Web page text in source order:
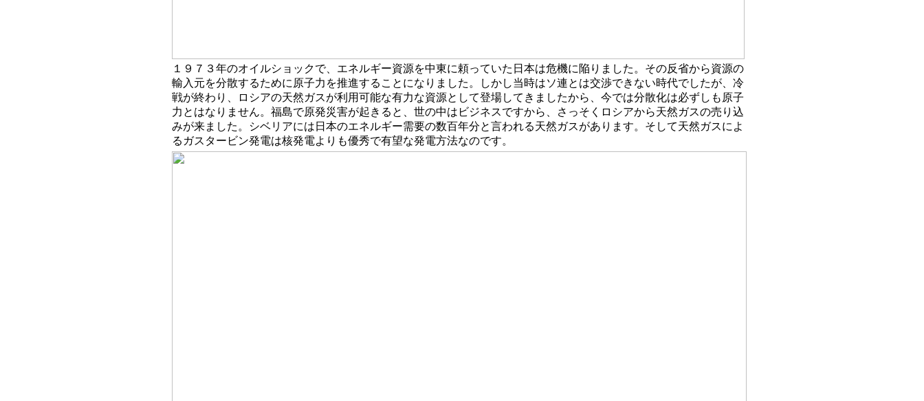
１９７３年のオイルショックで、エネルギー資源を中東に頼っていた日本は危機に陥りました。その反省から資源の
輸入元を分散するために原子力を推進することになりました。しかし当時はソ連とは交渉できない時代でしたが、冷
戦が終わり、ロシアの天然ガスが利用可能な有力な資源として登場してきましたから、今では分散化は必ずしも原子
力とはなりません。福島で原発災害が起きると、世の中はビジネスですから、さっそくロシアから天然ガスの売り込
みが来ました。シベリアには日本のエネルギー需要の数百年分と言われる天然ガスがあります。そして天然ガスによ
るガスタービン発電は核発電よりも優秀で有望な発電方法なのです。